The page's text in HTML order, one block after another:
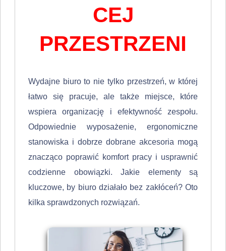
CEJ
PRZESTRZENI
Wydajne biuro to nie tylko przestrzeń, w której
łatwo się pracuje, ale także miejsce, które
wspiera organizację i efektywność zespołu.
Odpowiednie wyposażenie, ergonomiczne
stanowiska i dobrze dobrane akcesoria mogą
znacząco poprawić komfort pracy i usprawnić
codzienne obowiązki. Jakie elementy są
kluczowe, by biuro działało bez zakłóceń? Oto
kilka sprawdzonych rozwiązań.